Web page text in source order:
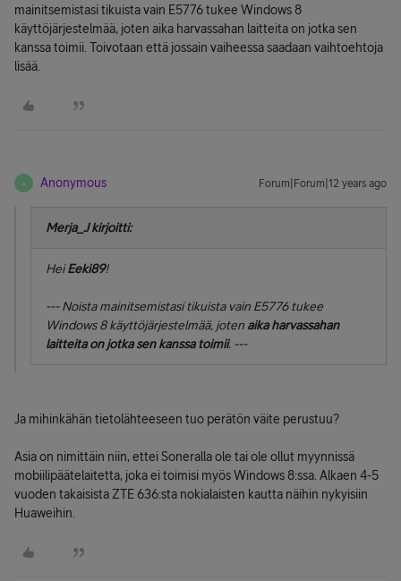
mainitsemistasi tikuista vain E5776 tukee Windows 8
käyttöjärjestelmää, joten aika harvassahan laitteita on jotka sen
kanssa toimii. Toivotaan että jossain vaiheessa saadaan vaihtoehtoja
lisää.
A Anonymous Forum|Forum|12 years ago
Merja_J kirjoitti:
HeiEeki89!
--- Noista mainitsemistasi tikuista vain E5776 tukee
Windows 8 käyttöjärjestelmää, joten aika harvassahan
laitteita on jotka sen kanssa toimii. ---
Ja mihinkähän tietolähteeseen tuo perätön väite perustuu?
Asia on nimittäin niin, ettei Soneralla ole tai ole ollut myynnissä
mobiilipäätelaitetta, joka ei toimisi myös Windows 8:ssa. Alkaen 4-5
vuoden takaisista ZTE 636:sta nokialaisten kautta näihin nykyisiin
Huaweihin.